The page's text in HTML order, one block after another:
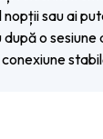
sau ai
o